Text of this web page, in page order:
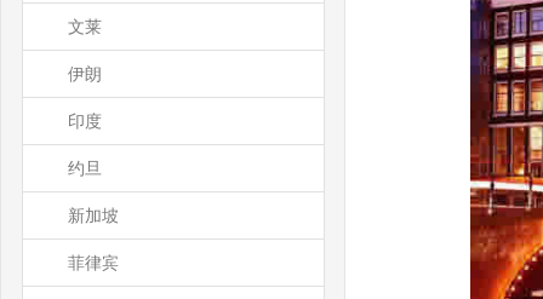
文莱
伊朗
印度
约旦
新加坡
菲律宾